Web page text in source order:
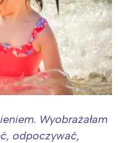
Wyobrażałam
odpoczywać,